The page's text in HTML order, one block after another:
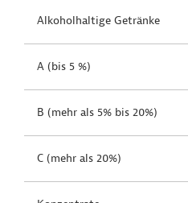
Alkoholhaltige Getränke
A (bis 5 %)
B (mehr als 5% bis 20%)
C (mehr als 20%)